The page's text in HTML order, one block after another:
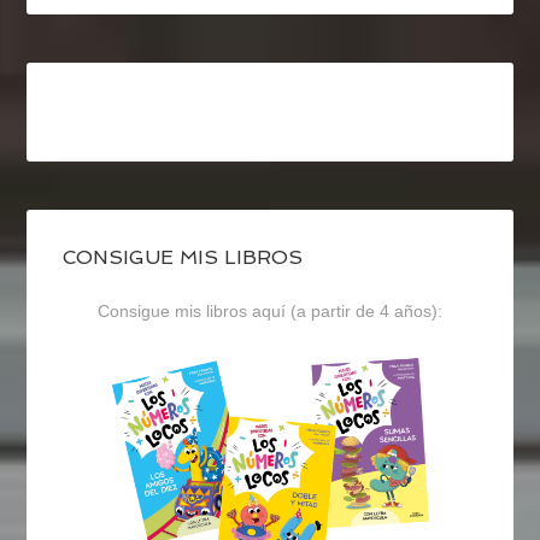
CONSIGUE MIS LIBROS
Consigue mis libros aquí (a partir de 4 años):